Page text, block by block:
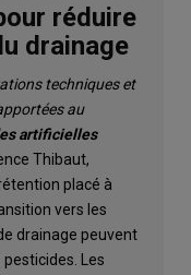
réduire
drainage
techniques et
au
artificielles
Thibaut,
placé à
vers les
drainage peuvent
Les